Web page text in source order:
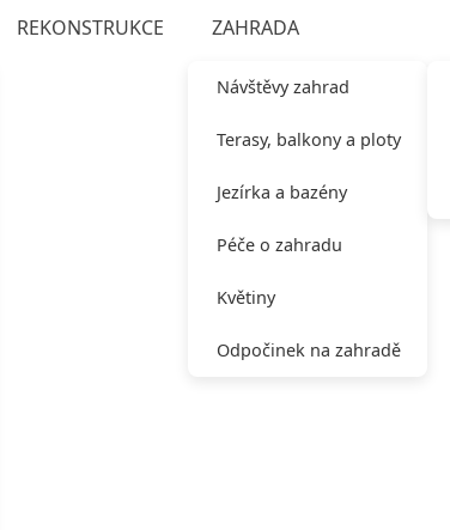
REKONSTRUKCE ZAHRADA
Návštěvy zahrad
Terasy, balkony a ploty
Jezírka a bazény
Péče o zahradu
Květiny
Odpočinek na zahradě